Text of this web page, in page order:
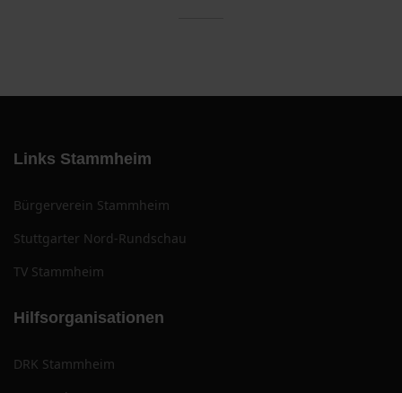
Links Stammheim
Bürgerverein Stammheim
Stuttgarter Nord-Rundschau
TV Stammheim
Hilfsorganisationen
DRK Stammheim